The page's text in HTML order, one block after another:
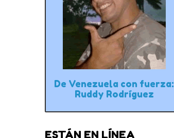
De Venezuela con fuerza:
Ruddy Rodríguez
ESTÁN EN LÍNEA